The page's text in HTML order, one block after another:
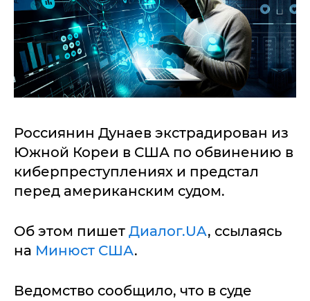
Россиянин Дунаев экстрадирован из
Южной Кореи в США по обвинению в
киберпреступлениях и предстал
перед американским судом.
Об этом пишет Диалог.UA, ссылаясь
на Минюст США.
Ведомство сообщило, что в суде